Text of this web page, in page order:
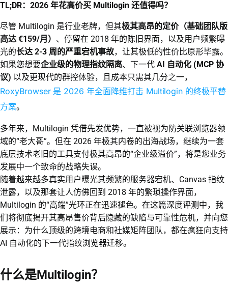
TL;DR：2026 年花高价买 Multilogin 还值得吗？
尽管 Multilogin 是行业老牌，但其极其高昂的定价（基础团队版
高达 €159/月） 、停留在 2018 年的陈旧界面，以及用户频繁曝
光的长达 2-3 周的严重宕机事故，让其极低的性价比原形毕露。
如果您想要企业级的物理指纹隔离、下一代 AI 自动化 (MCP 协
议) 以及更现代的群控体验，且成本只需其几分之一，
RoxyBrowser 是 2026 年全面降维打击 Multilogin 的终极平替
方案。
多年来，Multilogin 凭借先发优势，一直被视为防关联浏览器领
域的“老大哥”。但在 2026 年极其内卷的出海战场，继续为一套
底层技术老旧的工具支付极其高昂的“企业级溢价”，将是您业务
发展中一个致命的战略失误。
随着越来越多真实用户曝光其频繁的服务器宕机、Canvas 指纹
泄露，以及那套让人仿佛回到 2018 年的繁琐操作界面，
Multilogin 的“高端”光环正在迅速褪色。在这篇深度评测中，我
们将彻底揭开其高昂售价背后隐藏的缺陷与可靠性危机，并向您
展示：为什么顶级的跨境电商和社媒矩阵团队，都在疯狂向支持
AI 自动化的下一代指纹浏览器迁移。
什么是Multilogin？